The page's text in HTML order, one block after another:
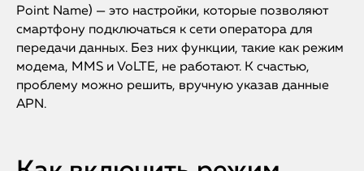
Point Name) — это настройки, которые позволяют
смартфону подключаться к сети оператора для
передачи данных. Без них функции, такие как режим
модема, MMS и VoLTE, не работают. К счастью,
проблему можно решить, вручную указав данные
APN.